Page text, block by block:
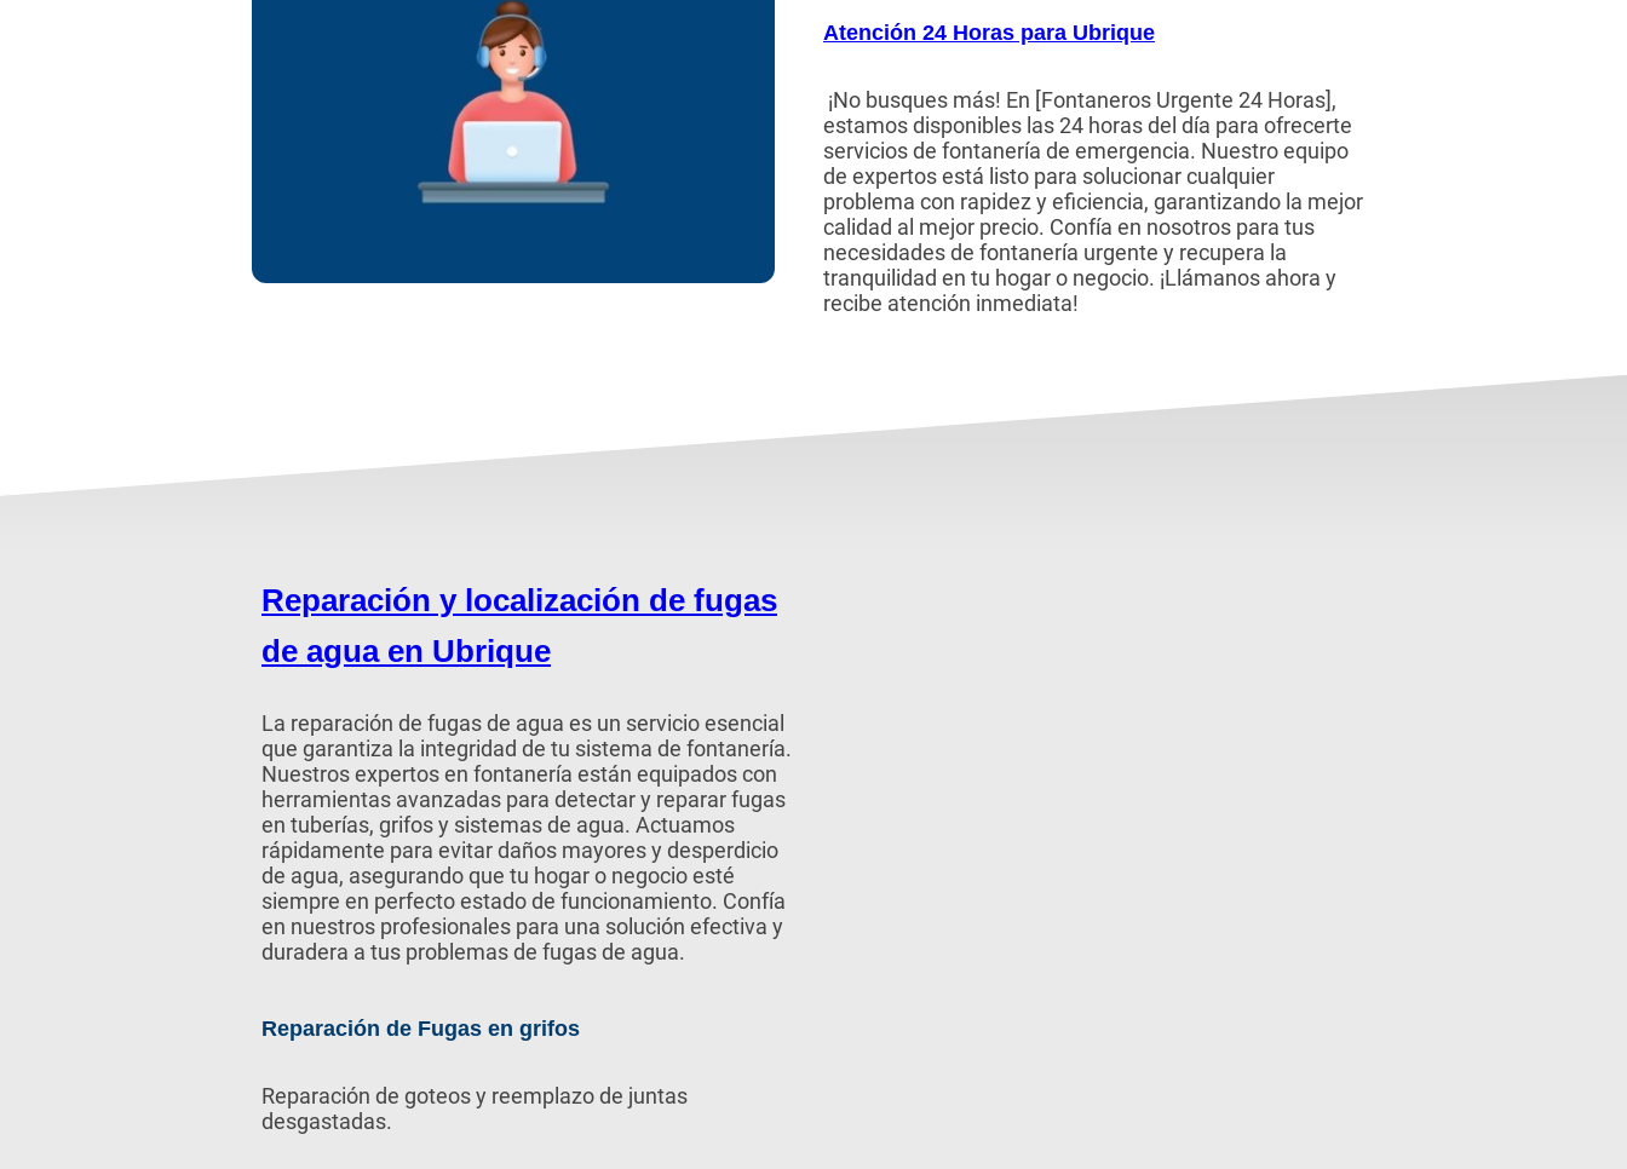
Atención 24 Horas para Ubrique
¡No busques más! En [Fontaneros Urgente 24 Horas],
estamos disponibles las 24 horas del día para ofrecerte
servicios de fontanería de emergencia. Nuestro equipo
de expertos está listo para solucionar cualquier
problema con rapidez y eficiencia, garantizando la mejor
calidad al mejor precio. Confía en nosotros para tus
necesidades de fontanería urgente y recupera la
tranquilidad en tu hogar o negocio. ¡Llámanos ahora y
recibe atención inmediata!
Reparación y localización de fugas
de agua en Ubrique
La reparación de fugas de agua es un servicio esencial
que garantiza la integridad de tu sistema de fontanería.
Nuestros expertos en fontanería están equipados con
herramientas avanzadas para detectar y reparar fugas
en tuberías, grifos y sistemas de agua. Actuamos
rápidamente para evitar daños mayores y desperdicio
de agua, asegurando que tu hogar o negocio esté
siempre en perfecto estado de funcionamiento. Confía
en nuestros profesionales para una solución efectiva y
duradera a tus problemas de fugas de agua.
Reparación de Fugas en grifos
Reparación de goteos y reemplazo de juntas
desgastadas.